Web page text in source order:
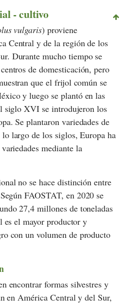
- cultivo
vulgaris) proviene
Central y de la región de los
Durante mucho tiempo se
de domesticación, pero
que el frijol común se
y luego se plantó en las
siglo XVI se introdujeron los
Se plantaron variedades de
largo de los siglos, Europa ha
mediante la
no se hace distinción entre
FAOSTAT, en 2020 se
27,4 millones de toneladas
es el mayor productor y
con un volumen de producto
encontrar formas silvestres y
en América Central y del Sur,